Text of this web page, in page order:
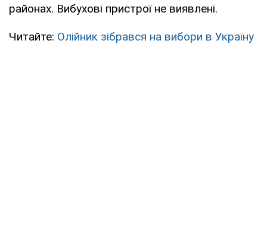
районах. Вибухові пристрої не виявлені.
Читайте: Олійник зібрався на вибори в Україну